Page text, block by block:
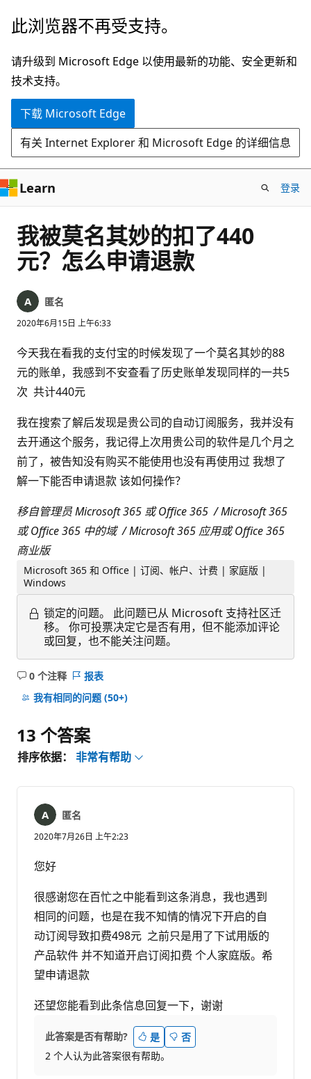
跳
主
要
内
此浏览器不再受支持。
请升级到 Microsoft Edge 以使用最新的功能、安全更新和
技术支持。
下载 Microsoft Edge
有关 Internet Explorer 和 Microsoft Edge 的详细信息
Learn 登录
我被莫名其妙的扣了440
元？怎么申请退款
匿名
2020年6月15日 上午6:33
今天我在看我的支付宝的时候发现了一个莫名其妙的88
元的账单，我感到不安查看了历史账单发现同样的一共5
次 共计440元
我在搜索了解后发现是贵公司的自动订阅服务，我并没有
去开通这个服务，我记得上次用贵公司的软件是几个月之
前了，被告知没有购买不能使用也没有再使用过 我想了
解一下能否申请退款 该如何操作？
移自管理员 Microsoft 365 或 Office 365 / Microsoft 365
或 Office 365 中的域 / Microsoft 365 应用或 Office 365
商业版
Microsoft 365 和 Office | 订阅、帐户、计费 | 家庭版 |
Windows
锁定的问题。
此问题已从 Microsoft 支持社区迁
移。 你可投票决定它是否有用，但不能添加评论
或回复，也不能关注问题。
0 个注释
无
注
报表
我有相同的问题 (50+)
13 个答案
排序依据： 非常有帮助
匿名
2020年7月26日 上午2:23
您好
很感谢您在百忙之中能看到这条消息，我也遇到
相同的问题，也是在我不知情的情况下开启的自
动订阅导致扣费498元 之前只是用了下试用版的
产品软件 并不知道开启订阅扣费 个人家庭版。希
望申请退款
还望您能看到此条信息回复一下，谢谢
此答案是否有帮助? 是
否
2 个人认为此答案很有帮助。